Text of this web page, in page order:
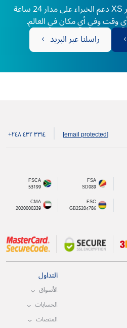
هل تحتاج إلى مساعدة؟ يوفر XS دعم الخبراء على مدار 24 ساعة
وقت وفي أي مكان في العالم.
راسلنا عبر البريد
[email protected] +۲٤۸ ٤۳۲ ۳۳۱٤
FSA
SD089
FSCA
53199
FSC
GB25204786
CMA
2020000339
التداول
الأسواق
الحسابات
المنصات